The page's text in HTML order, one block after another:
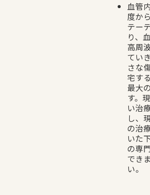
血管
度か
テー
り、
高周
てい
さな
宅す
最大
す。
い治
し、
の治
いた
の専
でき
い。